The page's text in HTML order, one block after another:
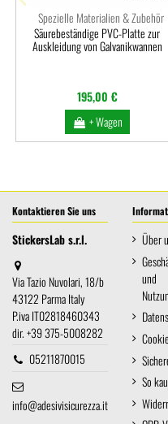
Spezielle Materialien & Zubehör
Säurebeständige PVC-Platte zur
Auskleidung von Galvanikwannen
195,00 €
+ Wagen
Kontaktieren Sie uns
StickersLab s.r.l.
Via Tazio Nuvolari, 18/b
43122 Parma Italy
P.iva IT02818460343
dir. +39 375-5008282
05211870015
info@adesivisicurezza.it
Über
und
So